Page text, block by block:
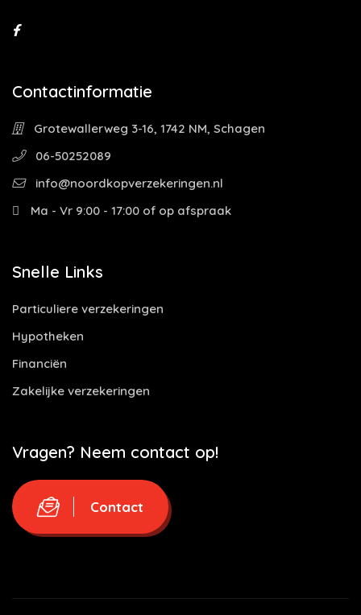
Contactinformatie
Grotewallerweg 3-16, 1742 NM, Schagen
06-50252089
info@noordkopverzekeringen.nl
Ma - Vr 9:00 - 17:00 of op afspraak
Snelle Links
Particuliere verzekeringen
Hypotheken
Financiën
Zakelijke verzekeringen
Vragen? Neem contact op!
Contact